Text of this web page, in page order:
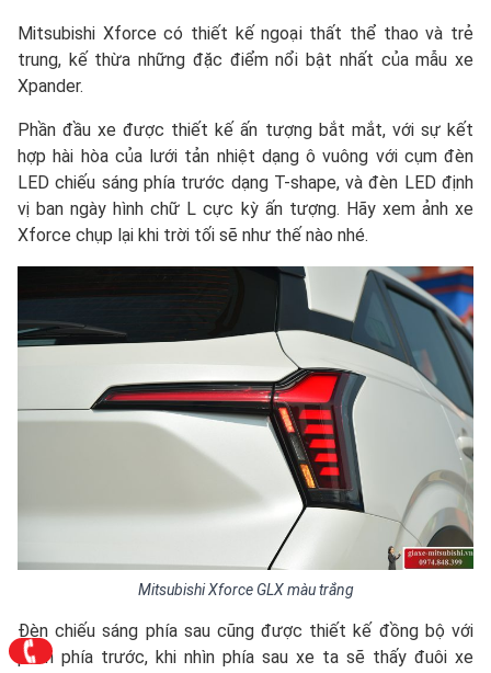
Mitsubishi Xforce có thiết kế ngoại thất thể thao và trẻ
trung, kế thừa những đặc điểm nổi bật nhất của mẫu xe
Xpander.
Phần đầu xe được thiết kế ấn tượng bắt mắt, với sự kết
hợp hài hòa của lưới tản nhiệt dạng ô vuông với cụm đèn
LED chiếu sáng phía trước dạng T-shape, và đèn LED định
vị ban ngày hình chữ L cực kỳ ấn tượng. Hãy xem ảnh xe
Xforce chụp lại khi trời tối sẽ như thế nào nhé.
Mitsubishi Xforce GLX màu trắng
Đèn chiếu sáng phía sau cũng được thiết kế đồng bộ với
phần phía trước, khi nhìn phía sau xe ta sẽ thấy đuôi xe